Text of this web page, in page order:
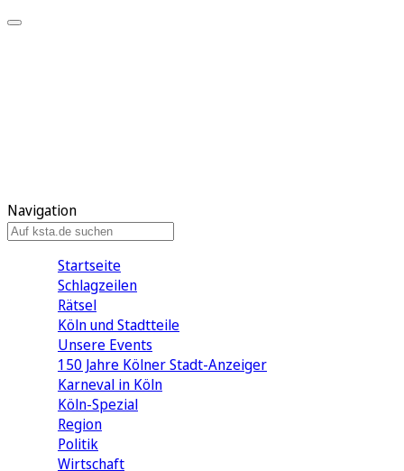
Navigation
Startseite
Schlagzeilen
Rätsel
Köln und Stadtteile
Unsere Events
150 Jahre Kölner Stadt-Anzeiger
Karneval in Köln
Köln-Spezial
Region
Politik
Wirtschaft